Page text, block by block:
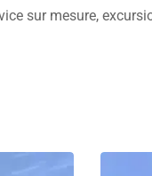
sur mesure,